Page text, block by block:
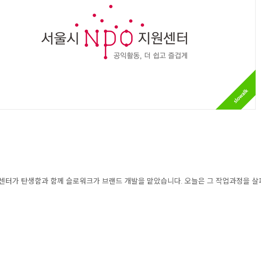
터가 탄생함과 함께 슬로워크가 브랜드 개발을 맡았습니다. 오늘은 그 작업과정을